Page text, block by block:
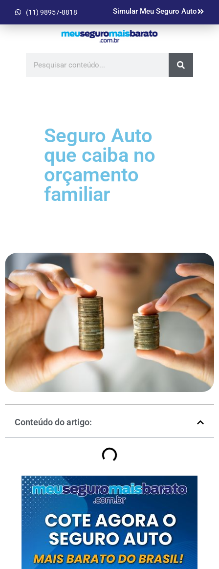
(11) 98957-8818 Simular Meu Seguro Auto
Seguro Auto
que caiba no
orçamento
familiar
Conteúdo do artigo: